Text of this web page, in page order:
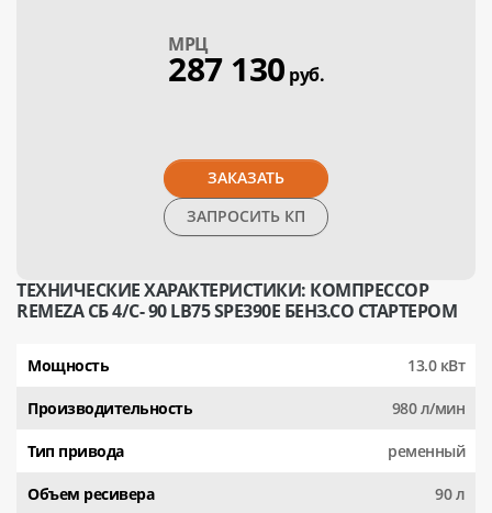
МPЦ
287 130 руб.
ЗАКАЗАТЬ
ЗАПРОСИТЬ КП
ТЕХНИЧЕСКИЕ ХАРАКТЕРИСТИКИ: КОМПРЕССОР
REMEZA СБ 4/С- 90 LB75 SPE390E БЕНЗ.СО СТАРТЕРОМ
Мощность 13.0 кВт
Производительность 980 л/мин
Тип привода ременный
Объем ресивера 90 л